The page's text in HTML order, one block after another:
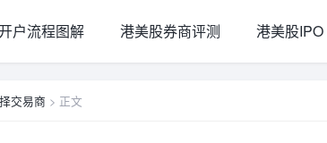
户流程图解 港美股券商评测 港美股IPO
交易商 > 正文